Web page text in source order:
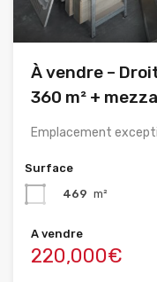
À vendre –
360 m² +
Emplacement
Surface
469 m²
A vendre
220,000€